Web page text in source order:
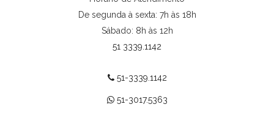
De segunda à sexta: 7h às 18h
Sábado: 8h às 12h
51 3339.1142
51-3339.1142
51-3017.5363